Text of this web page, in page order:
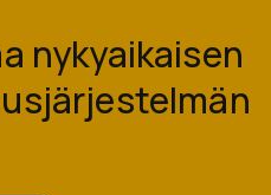
nykyaikaisen